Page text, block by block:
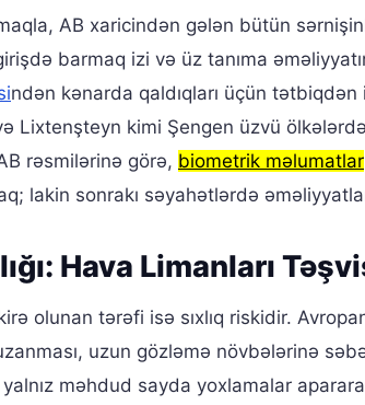
AB xaricindən gələn bütün
barmaq izi və üz tanıma
ndən kənarda qaldıqları üçün
Lixtenşteyn kimi Şengen üzvü
rəsmilərinə görə, biometrik məlumatlar
lakin sonrakı səyahətlərdə
Hava Limanları
olunan tərəfi isə sıxlıq riskidir.
uzun gözləmə növbələrinə
məhdud sayda yoxlamalar